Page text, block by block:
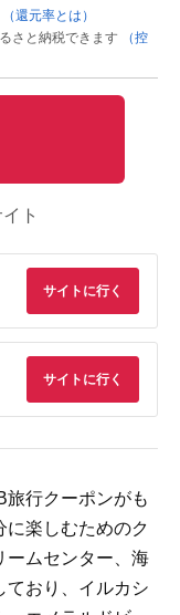
（還元率とは）
さと納税できます
（控
ト
サイトに行く
サイトに行く
行クーポンがも
に楽しむためのク
ームセンター、海
ており、イルカシ